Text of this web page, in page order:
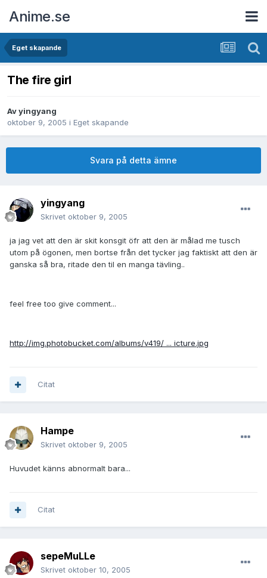
Anime.se
Eget skapande
The fire girl
Avyingyang
oktober 9, 2005 i Eget skapande
Svara på detta ämne
yingyang
Skrivet oktober 9, 2005
ja jag vet att den är skit konsgit öfr att den är målad me tusch
utom på ögonen, men bortse från det tycker jag faktiskt att den är
ganska så bra, ritade den til en manga tävling..
feel free too give comment...
http://img.photobucket.com/albums/v419/ ... icture.jpg
Citat
Hampe
Skrivet oktober 9, 2005
Huvudet känns abnormalt bara...
Citat
sepeMuLLe
Skrivet oktober 10, 2005